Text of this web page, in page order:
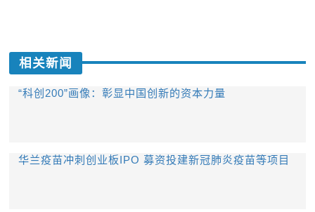
相关新闻
“科创200”画像：彰显中国创新的资本力量
华兰疫苗冲刺创业板IPO 募资投建新冠肺炎疫苗等项目